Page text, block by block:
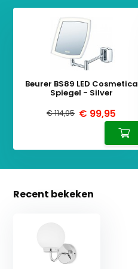
Beurer BS89 LED Cosmetica
Spiegel - Silver
€ 114,95 € 99,95
Recent bekeken